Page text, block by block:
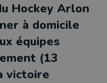
Hockey Arlon
à domicile
équipes
(13
victoire